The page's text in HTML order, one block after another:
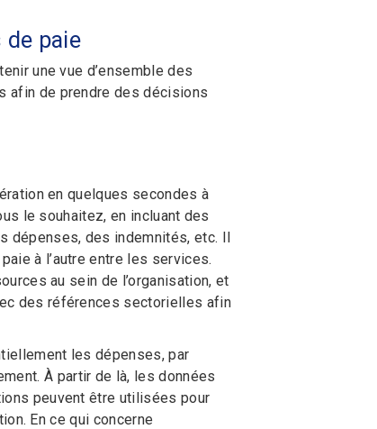
de paie
une vue d’ensemble des
afin de prendre des décisions
en quelques secondes à
le souhaitez, en incluant des
dépenses, des indemnités, etc. Il
à l’autre entre les services.
au sein de l’organisation, et
des références sectorielles afin
les dépenses, par
À partir de là, les données
peuvent être utilisées pour
En ce qui concerne